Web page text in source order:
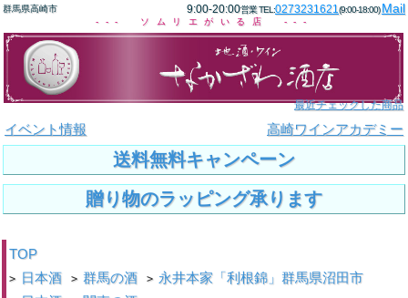
群馬県高崎市 9:00-20:00営業 TEL:0273231621(9:00-18:00)Mail
--- ソムリエがいる店 ---
最近チェックした商品
イベント情報 高崎ワインアカデミー
送料無料キャンペーン
贈り物のラッピング承ります
TOP
> 日本酒 > 群馬の酒 > 永井本家「利根錦」群馬県沼田市